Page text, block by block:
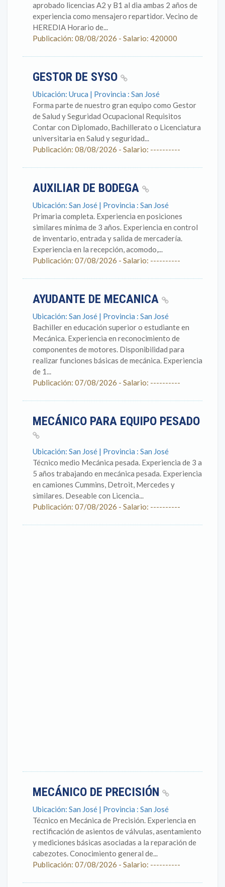
aprobado licencias A2 y B1 al dia ambas 2 años de
experiencia como mensajero repartidor. Vecino de
HEREDIA Horario de...
Publicación: 08/08/2026 - Salario: 420000
GESTOR DE SYSO
Ubicación: Uruca | Provincia : San José
Forma parte de nuestro gran equipo como Gestor
de Salud y Seguridad Ocupacional Requisitos
Contar con Diplomado, Bachillerato o Licenciatura
universitaria en Salud y seguridad...
Publicación: 08/08/2026 - Salario: ----------
AUXILIAR DE BODEGA
Ubicación: San José | Provincia : San José
Primaria completa. Experiencia en posiciones
similares mínima de 3 años. Experiencia en control
de inventario, entrada y salida de mercadería.
Experiencia en la recepción, acomodo,...
Publicación: 07/08/2026 - Salario: ----------
AYUDANTE DE MECANICA
Ubicación: San José | Provincia : San José
Bachiller en educación superior o estudiante en
Mecánica. Experiencia en reconocimiento de
componentes de motores. Disponibilidad para
realizar funciones básicas de mecánica. Experiencia
de 1...
Publicación: 07/08/2026 - Salario: ----------
MECÁNICO PARA EQUIPO PESADO
Ubicación: San José | Provincia : San José
Técnico medio Mecánica pesada. Experiencia de 3 a
5 años trabajando en mecánica pesada. Experiencia
en camiones Cummins, Detroit, Mercedes y
similares. Deseable con Licencia...
Publicación: 07/08/2026 - Salario: ----------
MECÁNICO DE PRECISIÓN
Ubicación: San José | Provincia : San José
Técnico en Mecánica de Precisión. Experiencia en
rectificación de asientos de válvulas, asentamiento
y mediciones básicas asociadas a la reparación de
cabezotes. Conocimiento general de...
Publicación: 07/08/2026 - Salario: ----------